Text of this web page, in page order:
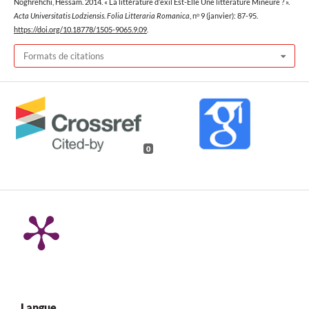
Noghrehchi, Hessam. 2014. « La littérature d’exil Est-Elle Une littérature Mineure ? ».
Acta Universitatis Lodziensis. Folia Litteraria Romanica , nᵒ 9 (janvier): 87-95.
https://doi.org/10.18778/1505-9065.9.09
Formats de citations
0